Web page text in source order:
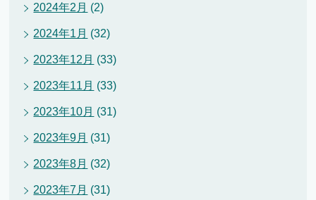
2024年2月 (2)
2024年1月 (32)
2023年12月 (33)
2023年11月 (33)
2023年10月 (31)
2023年9月 (31)
2023年8月 (32)
2023年7月 (31)